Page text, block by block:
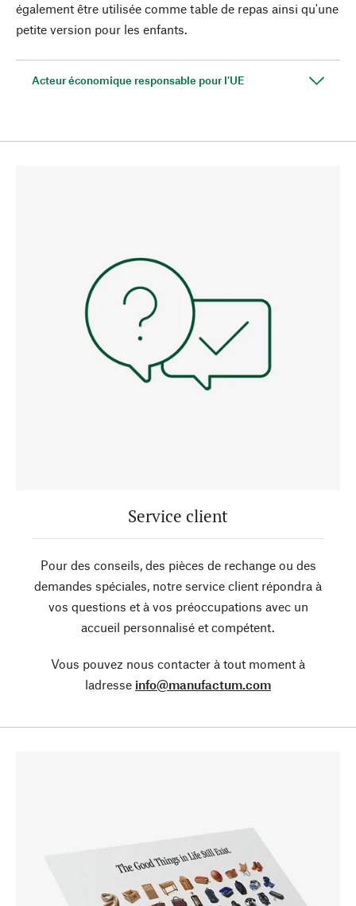
également être utilisée comme table de repas ainsi qu'une
petite version pour les enfants.
Acteur économique responsable pour l'UE
Service client
Pour des conseils, des pièces de rechange ou des
demandes spéciales, notre service client répondra à
vos questions et à vos préoccupations avec un
accueil personnalisé et compétent.
Vous pouvez nous contacter à tout moment à
ladresse info@manufactum.com